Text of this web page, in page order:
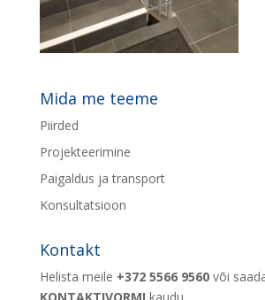
Mida me teeme
Piirded
Projekteerimine
Paigaldus ja transport
Konsultatsioon
Kontakt
Helista meile +372 5566 9560või